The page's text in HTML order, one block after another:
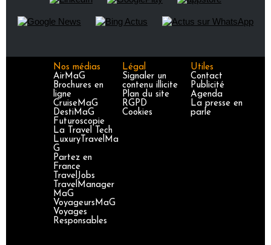
Nos médias
AirMaG
Brochures en
ligne
CruiseMaG
DestiMaG
Futuroscopie
La Travel Tech
LuxuryTravelMa
G
Partez en
France
TravelJobs
TravelManager
MaG
VoyageursMaG
Voyages
Responsables
Légal
Signaler un
contenu illicite
Plan du site
RGPD
Cookies
Utiles
Contact
Publicité
Agenda
La presse en
parle